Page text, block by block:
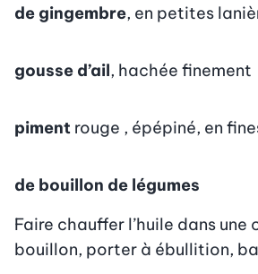
de gingembre, en petites
gousse d’ail, hachée finement
piment rouge , épépiné, en
de bouillon de légumes
Faire chauffer l’huile dans
bouillon, porter à ébullition,